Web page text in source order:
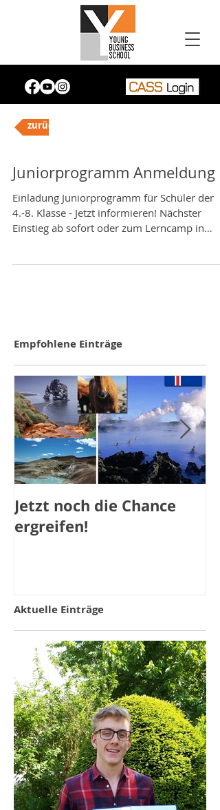
zurück
Juniorprogramm Anmeldung
Einladung Juniorprogramm für Schüler der
4.-8. Klasse - Jetzt informieren! Nächster
Einstieg ab sofort oder zum Lerncamp in
Empfohlene Einträge
Jetzt noch die Chance
ergreifen!
Aktuelle Einträge